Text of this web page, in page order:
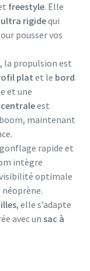
freestyle. Elle
rigidequi
pousser vos
, la propulsion est
platet le bord
et une
est
maintenant
rapide et
intègre
optimale
, elle s’adapte
avec un sac à